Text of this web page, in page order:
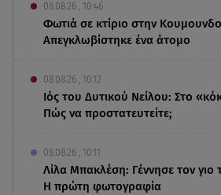
08.08.26 , 10:46
Φωτιά σε κτίριο στην
Απεγκλωβίστηκε ένα άτομο
08.08.26 , 10:12
Ιός του Δυτικού Νείλου: Στο
Πώς να προστατευτείτε;
08.08.26 , 10:11
Λίλα Μπακλέση: Γέννησε τον γιο
Η πρώτη φωτογραφία